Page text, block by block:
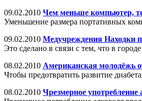
09.02.2010 Чем меньше компьютер,
Уменьшение размера портативных
09.02.2010 Медучреждения Находки
Это сделано в связи с тем, что в
08.02.2010 Американская молодёжь
Чтобы предотвратить развитие
08.02.2010 Чрезмерное